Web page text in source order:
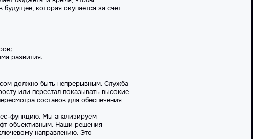
которая окупается за счет
развития.
должно быть непрерывным. Служба
или перестал показывать высокие
составов для обеспечения
функцию. Мы анализируем
объективным. Наши решения
направлению. Это